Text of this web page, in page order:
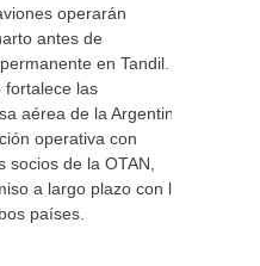
operarán
antes de
en Tandil.
fortalece las
aérea de la Argentina
operativa con
socios de la OTAN,
a largo plazo con la
países.